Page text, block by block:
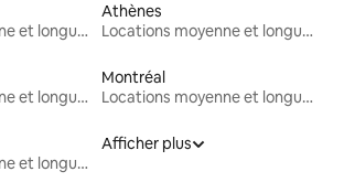
Locations moyenne et longue durée
Athènes
Locations moyenne et longue durée
Locations moyenne et longue durée
Montréal
Locations moyenne et longue durée
Locations moyenne et longue durée
Afficher plus